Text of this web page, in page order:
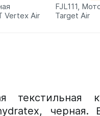
Vertex Air
FJL111,
Target Air
текстильная
черная.